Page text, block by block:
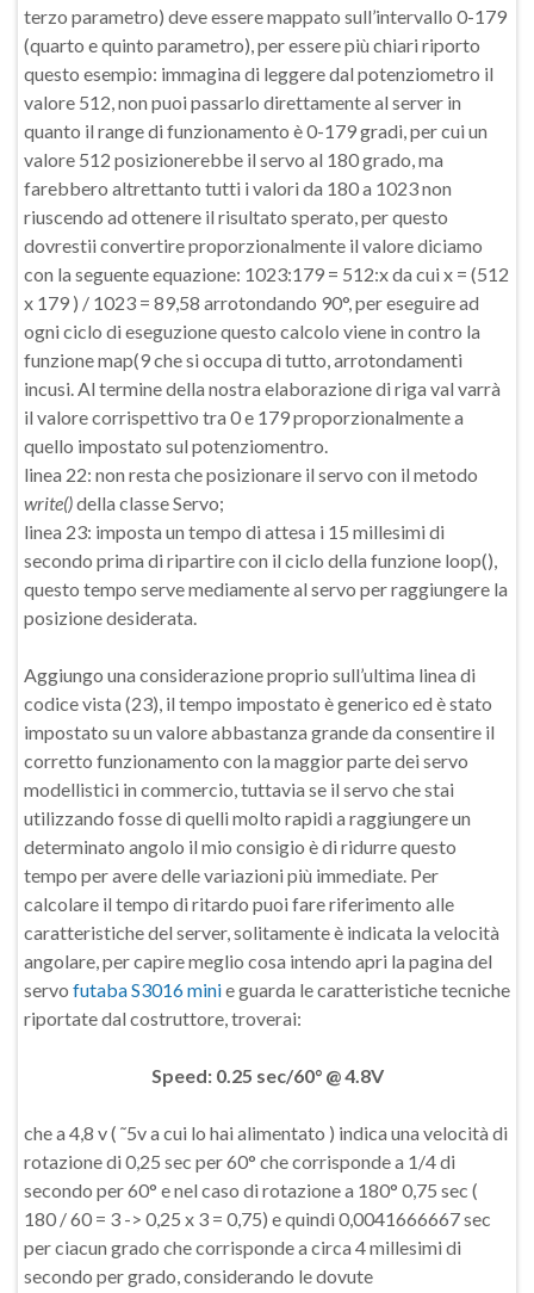
terzo parametro) deve essere mappato sull’intervallo 0-179
(quarto e quinto parametro), per essere più chiari riporto
questo esempio: immagina di leggere dal potenziometro il
valore 512, non puoi passarlo direttamente al server in
quanto il range di funzionamento è 0-179 gradi, per cui un
valore 512 posizionerebbe il servo al 180 grado, ma
farebbero altrettanto tutti i valori da 180 a 1023 non
riuscendo ad ottenere il risultato sperato, per questo
dovrestii convertire proporzionalmente il valore diciamo
con la seguente equazione: 1023:179 = 512:x da cui x = (512
x 179 ) / 1023 = 89,58 arrotondando 90°, per eseguire ad
ogni ciclo di eseguzione questo calcolo viene in contro la
funzione map(9 che si occupa di tutto, arrotondamenti
incusi. Al termine della nostra elaborazione di riga val varrà
il valore corrispettivo tra 0 e 179 proporzionalmente a
quello impostato sul potenziomentro.
linea 22: non resta che posizionare il servo con il metodo
write()della classe Servo;
linea 23: imposta un tempo di attesa i 15 millesimi di
secondo prima di ripartire con il ciclo della funzione loop(),
questo tempo serve mediamente al servo per raggiungere la
posizione desiderata.
Aggiungo una considerazione proprio sull’ultima linea di
codice vista (23), il tempo impostato è generico ed è stato
impostato su un valore abbastanza grande da consentire il
corretto funzionamento con la maggior parte dei servo
modellistici in commercio, tuttavia se il servo che stai
utilizzando fosse di quelli molto rapidi a raggiungere un
determinato angolo il mio consigio è di ridurre questo
tempo per avere delle variazioni più immediate. Per
calcolare il tempo di ritardo puoi fare riferimento alle
caratteristiche del server, solitamente è indicata la velocità
angolare, per capire meglio cosa intendo apri la pagina del
servo futaba S3016 minie guarda le caratteristiche tecniche
riportate dal costruttore, troverai:
Speed: 0.25 sec/60° @ 4.8V
che a 4,8 v ( ˜5v a cui lo hai alimentato ) indica una velocità di
rotazione di 0,25 sec per 60° che corrisponde a 1/4 di
secondo per 60° e nel caso di rotazione a 180° 0,75 sec (
180 / 60 = 3 -> 0,25 x 3 = 0,75) e quindi 0,0041666667 sec
per ciacun grado che corrisponde a circa 4 millesimi di
secondo per grado, considerando le dovute